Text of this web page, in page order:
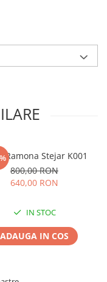
Ramona Stejar K001
800,00 RON
640,00 RON
IN STOC
ADAUGA IN COS